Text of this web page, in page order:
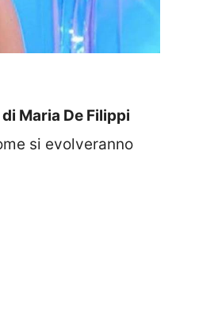
Maria De Filippi
si evolveranno